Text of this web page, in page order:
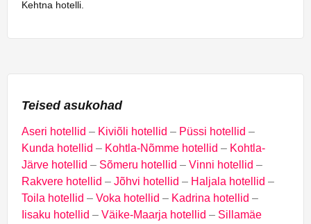
Kehtna hotelli.
Teised asukohad
Aseri hotellid – Kiviõli hotellid – Püssi hotellid –
Kunda hotellid – Kohtla-Nõmme hotellid – Kohtla-
Järve hotellid – Sõmeru hotellid – Vinni hotellid –
Rakvere hotellid – Jõhvi hotellid – Haljala hotellid –
Toila hotellid – Voka hotellid – Kadrina hotellid –
Iisaku hotellid – Väike-Maarja hotellid – Sillamäe